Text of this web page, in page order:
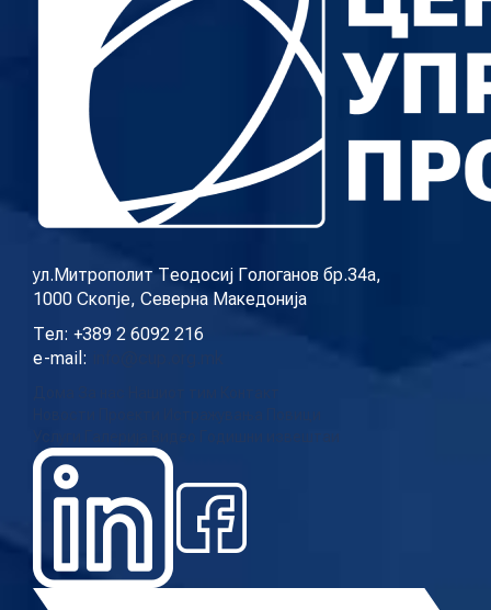
ул.Митрополит Теодосиј Гологанов бр.34а,
1000 Скопје, Северна Македонија
Тел: +389 2 6092 216
e-mail: